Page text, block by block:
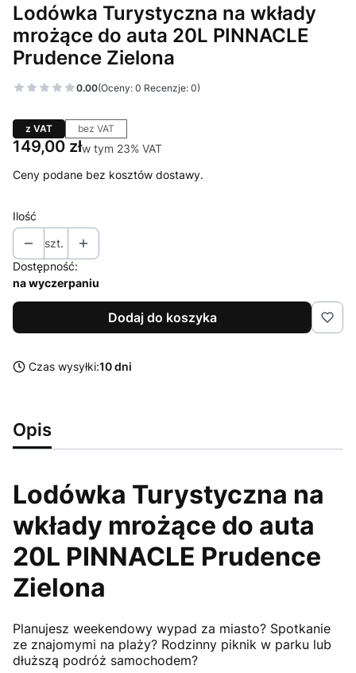
Lodówka Turystyczna na wkłady
mrożące do auta 20L PINNACLE
Prudence Zielona
0.00(Oceny: 0 Recenzje: 0)
z VAT bez VAT
Cena
149,00 złw tym 23% VAT
w tym 23% VAT
Ceny podane bez kosztów dostawy.
Ilość
szt.
Dostępność:
na wyczerpaniu
Dodaj do koszyka
Czas wysyłki:10 dni
Opis
Lodówka Turystyczna na
wkłady mrożące do auta
20L PINNACLE Prudence
Zielona
Planujesz weekendowy wypad za miasto? Spotkanie
ze znajomymi na plaży? Rodzinny piknik w parku lub
dłuższą podróż samochodem?